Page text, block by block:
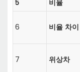
5 비율
6 비율 차이
7 위상차